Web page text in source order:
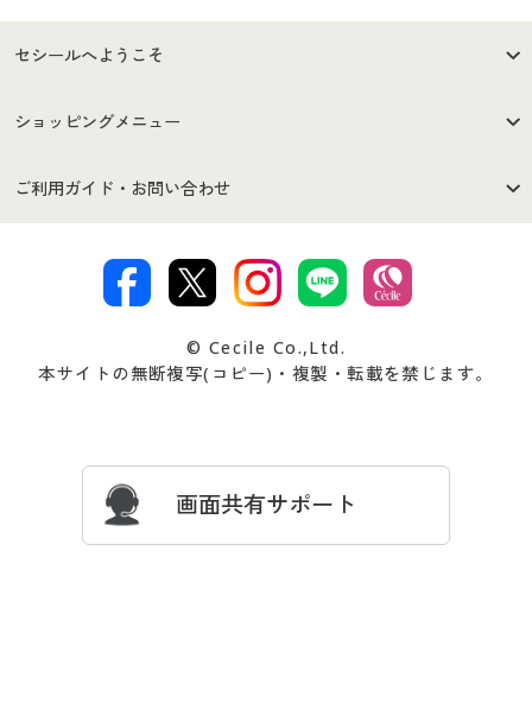
セシールへようこそ
はじめての方へ
セシールご利用規約
著作権・商標について 会社案内
ショッピングメニュー
商品カテゴリ
プレゼント＆キャンペーン サイトマップ
ご利用ガイド・お問い合わせ
交換・返品は お支払は
会員登録・お客様情報変更に
お客様番号・パスワードをお
© Cecile Co.,Ltd.
本サイトの無断複写(コピー)・複製・転載を禁じます。
画面共有サポート